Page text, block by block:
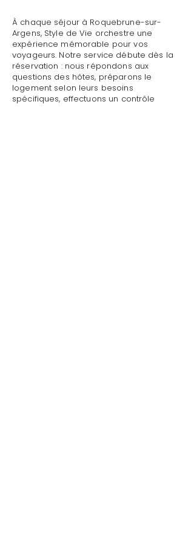
À chaque séjour à Roquebrune-sur-
Argens, Style de Vie orchestre une
expérience mémorable pour vos
voyageurs. Notre service débute dès la
réservation : nous répondons aux
questions des hôtes, préparons le
logement selon leurs besoins
spécifiques, effectuons un contrôle